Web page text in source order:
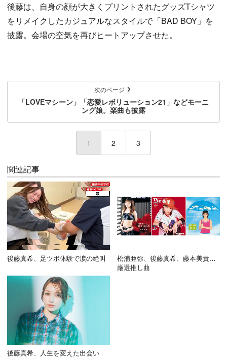
後藤は、自身の顔が大きくプリントされたグッズTシャツ
をリメイクしたカジュアルなスタイルで「BAD BOY」を
披露。会場の空気を再びヒートアップさせた。
次のページ
「LOVEマシーン」「恋愛レボリューション21」などモーニ
ング娘。楽曲も披露
1 (current)
2 3
関連記事
後藤真希、足ツボ体験で涙の絶叫
松浦亜弥、後藤真希、藤本美貴…
厳選推し曲
後藤真希、人生を変えた出会い